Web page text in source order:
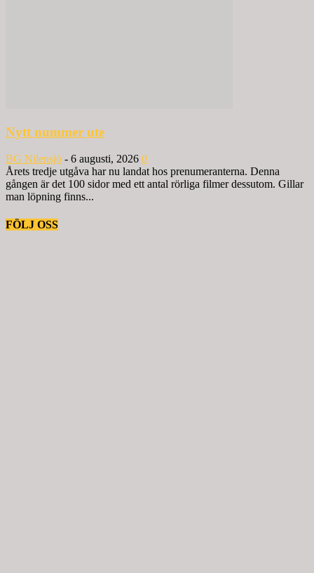
Nytt nummer ute
BG Nilensjö - 6 augusti, 2026 0
Årets tredje utgåva har nu landat hos prenumeranterna. Denna
gången är det 100 sidor med ett antal rörliga filmer dessutom. Gillar
man löpning finns...
FÖLJ OSS